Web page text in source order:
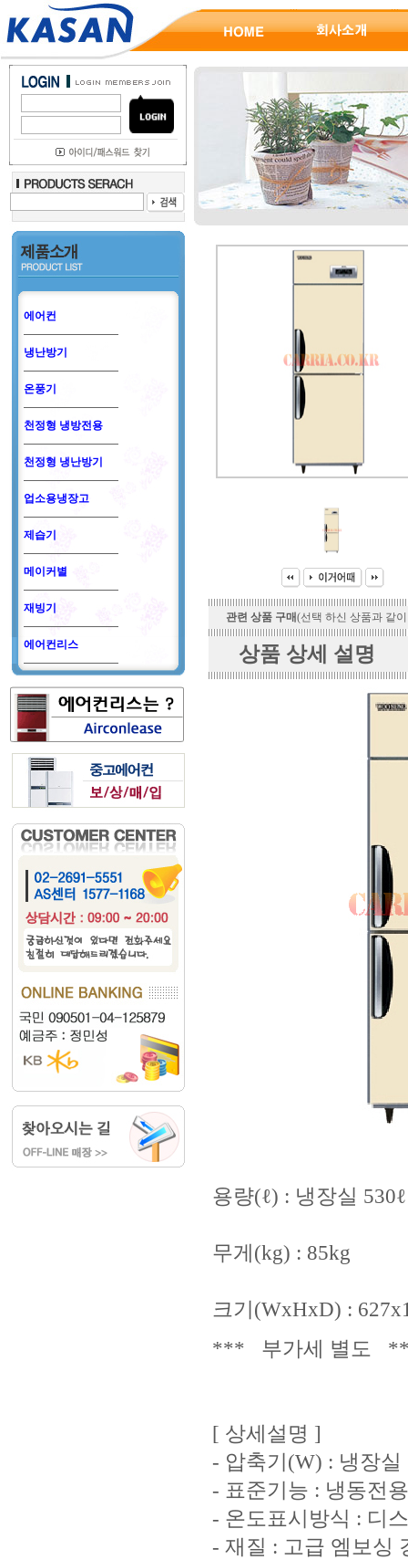
에어컨
냉난방기
온풍기
천정형 냉방전용
천정형 냉난방기
업소용냉장고
제습기
메이커별
재빙기
에어컨리스
관련 상품 구매(선택 하신 상품과 같
상품 상세 설명
용량(ℓ) : 냉장실 530ℓ
무게(kg) : 85kg
크기(WxHxD) :
*** 부가세 별도
[ 상세설명 ]
- 압축기(W) : 냉장실
- 표준기능 : 냉동전용
- 온도표시방식 : 디
- 재질 : 고급 엠보싱